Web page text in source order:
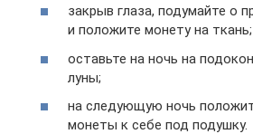
закрыв глаза, подумайте о
и положите монету на ткань;
оставьте на ночь на
луны;
на следующую ночь
монеты к себе под подушку.